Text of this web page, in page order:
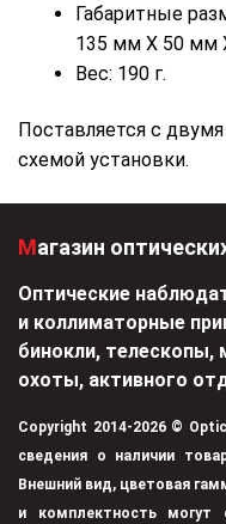
Габаритные
135 мм Х 50 мм
Вес: 190 г.
Поставляется с
схемой установки.
Магазин
Оптические
и коллиматорные
бинокли,
охоты, активного
Copyright 2014-2026 ©
сведения о наличии
Внешний вид, цветовая
и комплектность могут